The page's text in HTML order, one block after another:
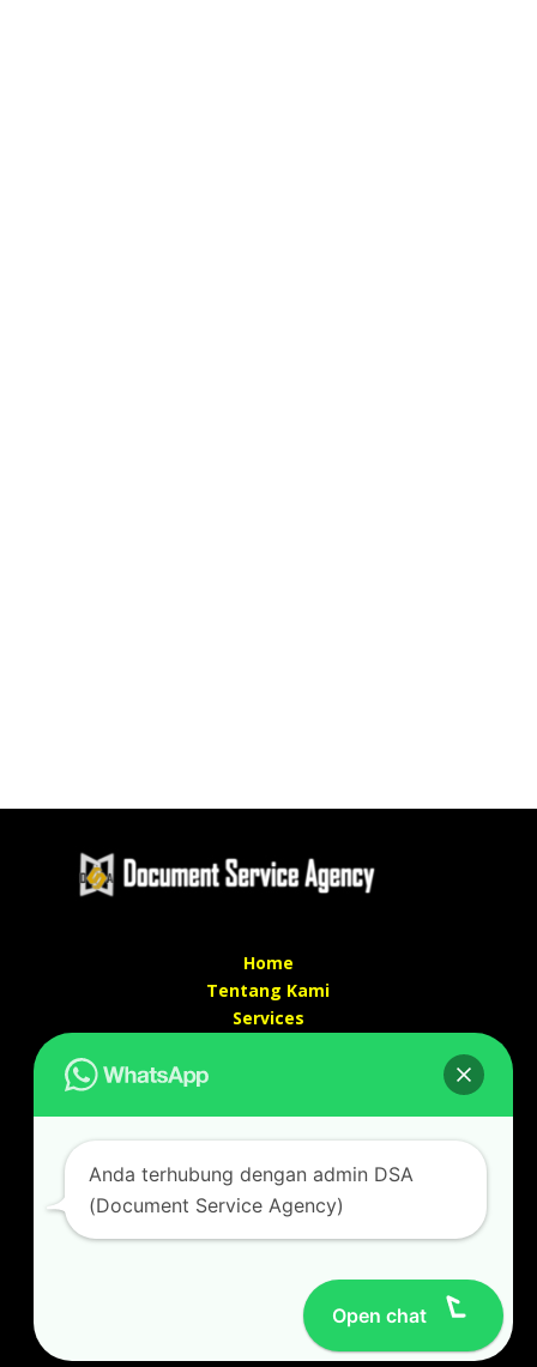
Home
Tentang Kami
Services
Alamat kantor :
Jl Swadaya Pam No 6 Rt 006 Rw 007 Jatinegara,
Cakung, Jakarta Timur 13930
(Dekat Mesjid Al Marzukiyah Swadaya Pam)
No hp/ telpon :087887631193 / 021 48671259
documentsserviceagency@gmail.com
Open chat
Anda terhubung dengan admin DSA
(Document Service Agency)